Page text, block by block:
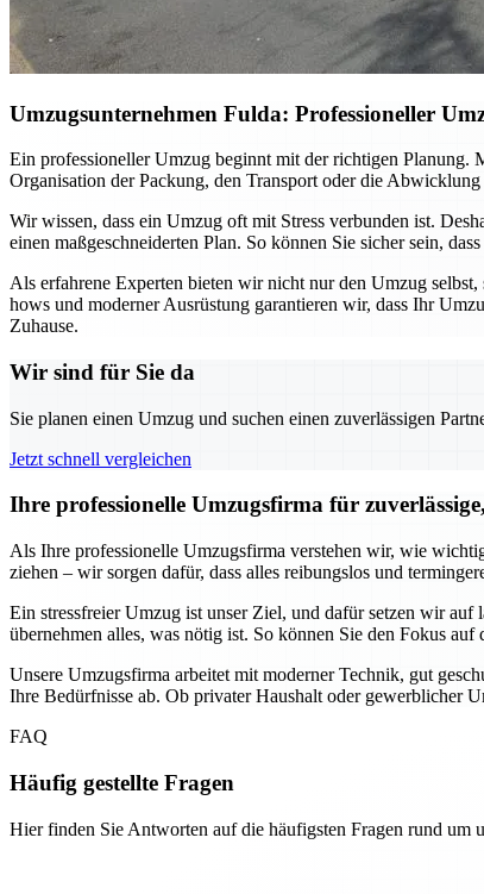
Umzugsunternehmen Fulda: Professioneller
Ein professioneller Umzug beginnt mit der richtigen Planung.
Organisation der Packung, den Transport oder die
Wir wissen, dass ein Umzug oft mit Stress verbunden ist.
einen maßgeschneiderten Plan. So können Sie sicher sein,
Als erfahrene Experten bieten wir nicht nur den Umzug
hows und moderner Ausrüstung garantieren wir, dass Ihr
Zuhause.
Wir sind für Sie da
Sie planen einen Umzug und suchen einen zuverlässigen
Jetzt schnell vergleichen
Ihre professionelle Umzugsfirma für
Als Ihre professionelle Umzugsfirma verstehen wir, wie
ziehen – wir sorgen dafür, dass alles reibungslos und
Ein stressfreier Umzug ist unser Ziel, und dafür setzen wir
übernehmen alles, was nötig ist. So können Sie den Fokus
Unsere Umzugsfirma arbeitet mit moderner Technik, gut
Ihre Bedürfnisse ab. Ob privater Haushalt oder gewerblicher
FAQ
Häufig gestellte Fragen
Hier finden Sie Antworten auf die häufigsten Fragen rund um